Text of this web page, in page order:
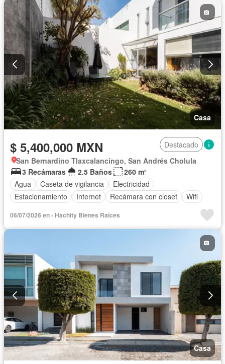
Casa
$ 5,400,000 MXN
Destacado
San Bernardino Tlaxcalancingo, San Andrés Cholula
3 Recámaras
2.5 Baños
260 m²
Agua
Caseta de vigilancia
Electricidad
Estacionamiento
Internet Recámara con closet Wifi
06/07/2026 en - Hachity Bienes Raíces
Casa